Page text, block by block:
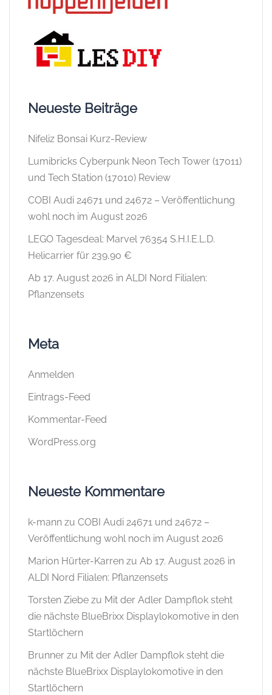
Neueste Beiträge
Nifeliz Bonsai Kurz-Review
Lumibricks Cyberpunk Neon Tech Tower (17011)
und Tech Station (17010) Review
COBI Audi 24671 und 24672 – Veröffentlichung
wohl noch im August 2026
LEGO Tagesdeal: Marvel 76354 S.H.I.E.L.D.
Helicarrier für 239,90 €
Ab 17. August 2026 in ALDI Nord Filialen:
Pflanzensets
Meta
Anmelden
Eintrags-Feed
Kommentar-Feed
WordPress.org
Neueste Kommentare
k-mann zu COBI Audi 24671 und 24672 –
Veröffentlichung wohl noch im August 2026
Marion Hürter-Karren zu Ab 17. August 2026 in
ALDI Nord Filialen: Pflanzensets
Torsten Ziebe zu Mit der Adler Dampflok steht
die nächste BlueBrixx Displaylokomotive in den
Startlöchern
Brunner zu Mit der Adler Dampflok steht die
nächste BlueBrixx Displaylokomotive in den
Startlöchern